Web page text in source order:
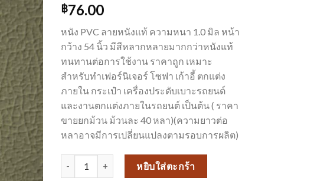
฿76.00
หนัง PVC ลายหนังแท้ ความหนา 1.0 มิล หน้า
กว้าง 54 นิ้ว มีสีหลากหลายมากกว่าหนังแท้
ทนทานต่อการใช้งาน ราคาถูก เหมาะ
สำหรับทำเฟอร์นิเจอร์ โซฟา เก้าอี้ ตกแต่ง
ภายใน กระเป๋า เครื่องประดับเบาะรถยนต์
และงานตกแต่งภายในรถยนต์ เป็นต้น ( ราคา
ขายยกม้วน ม้วนละ 40 หลา)(ความยาวต่อ
หลาอาจมีการเปลี่ยนแปลงตามรอบการผลิต)
จำนวน PVC ลายหนังแท้ หนา 1 มิล_7744 ชิ้น
หยิบใส่ตะกร้า